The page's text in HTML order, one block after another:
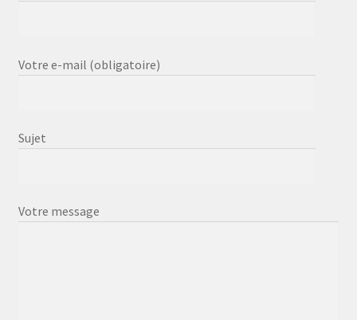
Votre e-mail (obligatoire)
Sujet
Votre message